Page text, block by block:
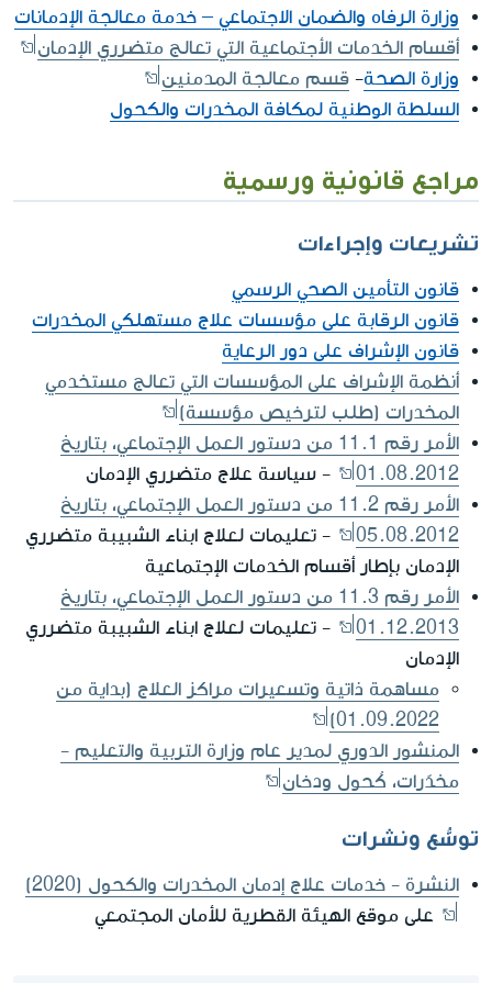
وزارة الرفاه والضمان الاجتماعي – خدمة معالجة الإدمانات
أقسام الخدمات الأجتماعية التي تعالج متضرري الإدمان
وزارة الصحة- قسم معالجة المدمنين
السلطة الوطنية لمكافة المخدرات والكحول
مراجع قانونية ورسمية
تشريعات وإجراءات
قانون التأمين الصحي الرسمي
قانون الرقابة على مؤسسات علاج مستهلكي المخدرات
قانون الإشراف على دور الرعاية
أنظمة الإشراف على المؤسسات التي تعالج مستخدمي
المخدرات (طلب لترخيص مؤسسة)
الأمر رقم 11.1 من دستور العمل الإجتماعي، بتاريخ
01.08.2012
- سياسة علاج متضرري الإدمان
الأمر رقم 11.2 من دستور العمل الإجتماعي، بتاريخ
05.08.2012
- تعليمات لعلاج ابناء الشبيبة متضرري
الإدمان بإطار أقسام الخدمات الإجتماعية
الأمر رقم 11.3 من دستور العمل الإجتماعي، بتاريخ
01.12.2013
- تعليمات لعلاج ابناء الشبيبة متضرري
الإدمان
مساهمة ذاتية وتسعيرات مراكز العلاج (بداية من
01.09.2022)
المنشور الدوري لمدير عام وزارة التربية والتعليم -
مخدّرات، كُحول ودخان
توسُّع ونشرات
النشرة - خدمات علاج إدمان المخدرات والكحول (2020)
على موقع الهيئة القطرية للأمان المجتمعي